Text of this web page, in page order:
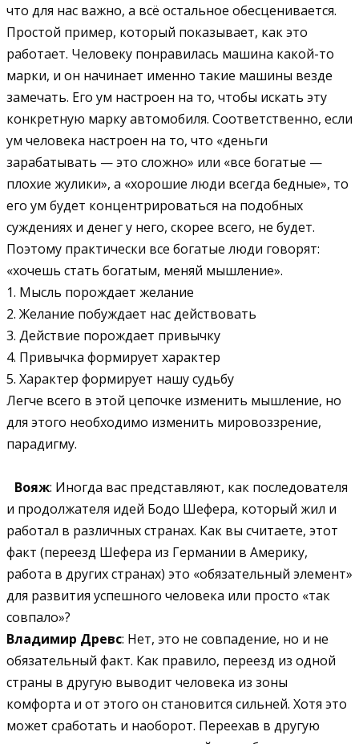
что для нас важно, а всё остальное обесценивается.
Простой пример, который показывает, как это
работает. Человеку понравилась машина какой-то
марки, и он начинает именно такие машины везде
замечать. Его ум настроен на то, чтобы искать эту
конкретную марку автомобиля. Соответственно, если
ум человека настроен на то, что «деньги
зарабатывать — это сложно» или «все богатые —
плохие жулики», а «хорошие люди всегда бедные», то
его ум будет концентрироваться на подобных
суждениях и денег у него, скорее всего, не будет.
Поэтому практически все богатые люди говорят:
«хочешь стать богатым, меняй мышление».
1. Мысль порождает желание
2. Желание побуждает нас действовать
3. Действие порождает привычку
4. Привычка формирует характер
5. Характер формирует нашу судьбу
Легче всего в этой цепочке изменить мышление, но
для этого необходимо изменить мировоззрение,
парадигму.
Вояж: Иногда вас представляют, как последователя
и продолжателя идей Бодо Шефера, который жил и
работал в различных странах. Как вы считаете, этот
факт (переезд Шефера из Германии в Америку,
работа в других странах) это «обязательный элемент»
для развития успешного человека или просто «так
совпало»?
Владимир Древс: Нет, это не совпадение, но и не
обязательный факт. Как правило, переезд из одной
страны в другую выводит человека из зоны
комфорта и от этого он становится сильней. Хотя это
может сработать и наоборот. Переехав в другую